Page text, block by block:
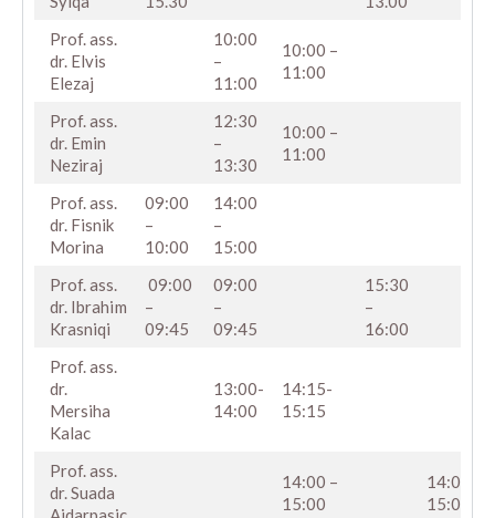
Prof. ass.
dr. Elvis
Elezaj
10:00
–
11:00
10:00 –
11:00
Prof. ass.
dr. Emin
Neziraj
12:30
–
13:30
10:00 –
11:00
Prof. ass.
dr. Fisnik
Morina
09:00
–
10:00
14:00
–
15:00
Prof. ass.
dr. Ibrahim
Krasniqi
09:00
–
09:45
09:00
–
09:45
15:30
–
16:00
Prof. ass.
dr.
Mersiha
Kalac
13:00-
14:00
14:15-
15:15
Prof. ass.
dr. Suada
14:00 –
15:00
14:00 –
15:00